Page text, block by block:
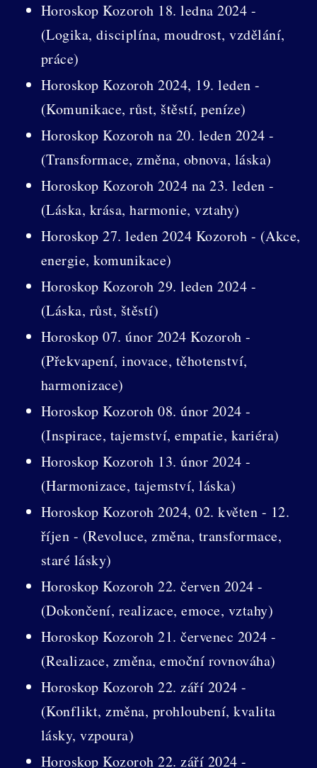
Horoskop Kozoroh 18. ledna 2024 -
(Logika, disciplína, moudrost, vzdělání,
práce)
Horoskop Kozoroh 2024, 19. leden -
(Komunikace, růst, štěstí, peníze)
Horoskop Kozoroh na 20. leden 2024 -
(Transformace, změna, obnova, láska)
Horoskop Kozoroh 2024 na 23. leden -
(Láska, krása, harmonie, vztahy)
Horoskop 27. leden 2024 Kozoroh - (Akce,
energie, komunikace)
Horoskop Kozoroh 29. leden 2024 -
(Láska, růst, štěstí)
Horoskop 07. únor 2024 Kozoroh -
(Překvapení, inovace, těhotenství,
harmonizace)
Horoskop Kozoroh 08. únor 2024 -
(Inspirace, tajemství, empatie, kariéra)
Horoskop Kozoroh 13. únor 2024 -
(Harmonizace, tajemství, láska)
Horoskop Kozoroh 2024, 02. květen - 12.
říjen - (Revoluce, změna, transformace,
staré lásky)
Horoskop Kozoroh 22. červen 2024 -
(Dokončení, realizace, emoce, vztahy)
Horoskop Kozoroh 21. červenec 2024 -
(Realizace, změna, emoční rovnováha)
Horoskop Kozoroh 22. září 2024 -
(Konflikt, změna, prohloubení, kvalita
lásky, vzpoura)
Horoskop Kozoroh 22. září 2024 -